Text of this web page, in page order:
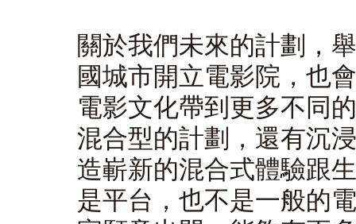
關於我們未來的計劃，
國城市開立電影院，也
電影文化帶到更多不同
混合型的計劃，還有沉
造嶄新的混合式體驗跟
是平台，也不是一般的